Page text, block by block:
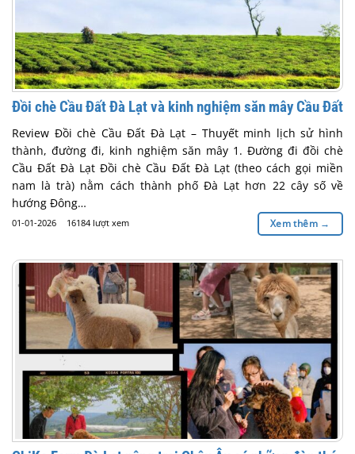
Đồi chè Cầu Đất Đà Lạt và kinh nghiệm săn mây Cầu Đất
Review Đồi chè Cầu Đất Đà Lạt – Thuyết minh lịch sử hình
thành, đường đi, kinh nghiệm săn mây 1. Đường đi đồi chè
Cầu Đất Đà Lạt Đồi chè Cầu Đất Đà Lạt (theo cách gọi miền
nam là trà) nằm cách thành phố Đà Lạt hơn 22 cây số về
hướng Đông…
01-01-2026 16184 lượt xem Xem thêm →